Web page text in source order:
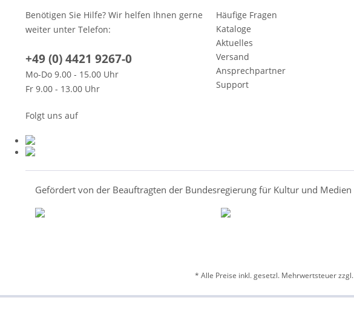
Benötigen Sie Hilfe? Wir helfen Ihnen gerne
weiter unter Telefon:
+49 (0) 4421 9267-0
Mo-Do 9.00 - 15.00 Uhr
Fr 9.00 - 13.00 Uhr
Folgt uns auf
Häufige Fragen
Kataloge
Aktuelles
Versand
Ansprechpartner
Support
Gefördert von der Beauftragten der Bundesregierung für Kultur und Medien
* Alle Preise inkl. gesetzl. Mehrwertsteuer zzgl.